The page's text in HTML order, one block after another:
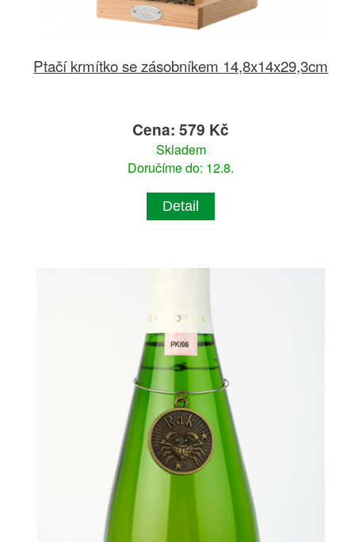
Ptačí krmítko se zásobníkem 14,8x14x29,3cm
Cena: 579 Kč
Skladem
Doručíme do: 12.8.
Detail